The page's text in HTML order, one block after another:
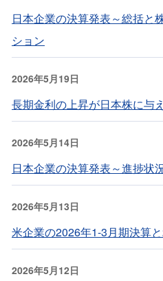
日本企業の決算発表～総括と
ション
2026年5月19日
長期金利の上昇が日本株に与
2026年5月14日
日本企業の決算発表～進捗状
2026年5月13日
米企業の2026年1-3月期決算
2026年5月12日